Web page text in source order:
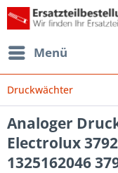
Menü
Druckwächter
Analoger
Electrolux
1325162046